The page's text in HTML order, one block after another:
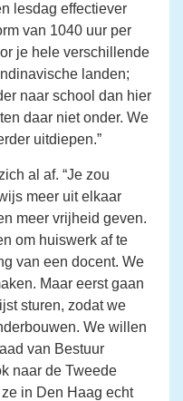
lesdag effectiever
van 1040 uur per
je hele verschillende
landen;
naar school dan hier
daar niet onder. We
uitdiepen.”
al af. “Je zou
meer uit elkaar
meer vrijheid geven.
om huiswerk af te
van een docent. We
Maar eerst gaan
sturen, zodat we
We willen
van Bestuur
naar de Tweede
in Den Haag echt